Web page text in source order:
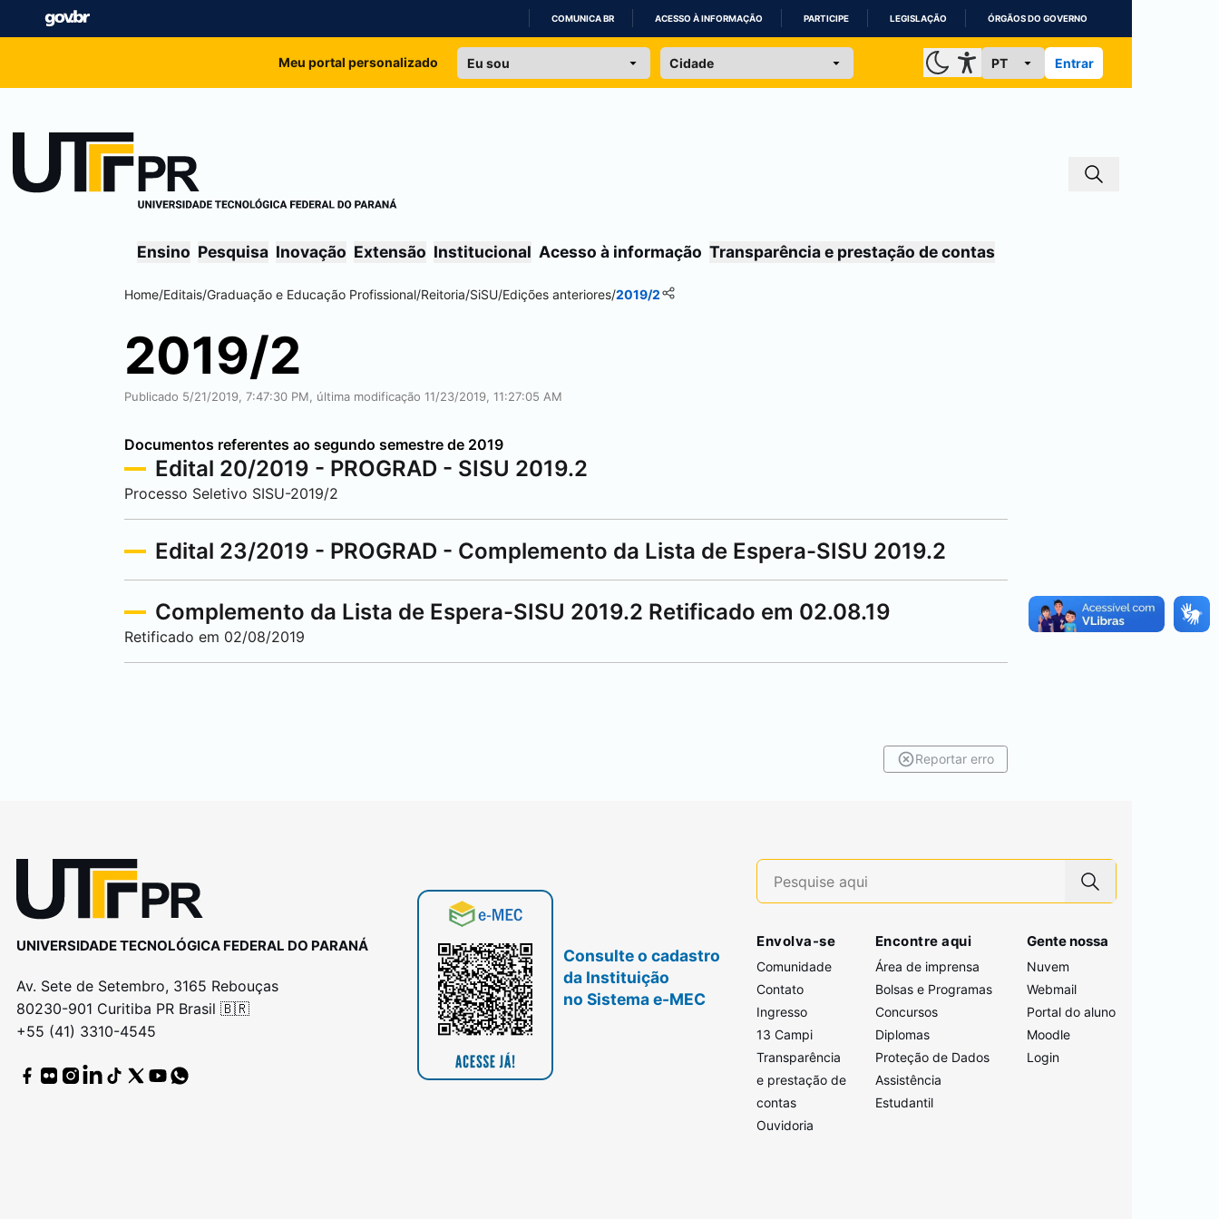
IR
COMUNICA BR ACESSO À INFORMAÇÃO PARTICIPE LEGISLAÇÃO ÓRGÃOS DO GOVERNO
Meu portal personalizado Entrar
Ensino Pesquisa Inovação Extensão Institucional Acesso à informação Transparência e prestação de contas
Home/Editais/Graduação e Educação Profissional/Reitoria/SiSU/Edições anteriores/2019/2
2019/2
Publicado 5/21/2019, 7:47:30 PM, última modificação 11/23/2019, 11:27:05 AM
Documentos referentes ao segundo semestre de 2019
Edital 20/2019 - PROGRAD - SISU 2019.2
Processo Seletivo SISU-2019/2
Edital 23/2019 - PROGRAD - Complemento da Lista de Espera-SISU 2019.2
Complemento da Lista de Espera-SISU 2019.2 Retificado em 02.08.19
Retificado em 02/08/2019
Reportar erro
UNIVERSIDADE TECNOLÓGICA FEDERAL DO PARANÁ
Av. Sete de Setembro, 3165 Rebouças
80230-901 Curitiba PR Brasil 🇧🇷
+55 (41) 3310-4545
Consulte o cadastro
da Instituição
no Sistema e-MEC
Envolva-se
Comunidade
Contato
Ingresso
13 Campi
Transparência
e prestação de
contas
Ouvidoria
Encontre aqui
Área de imprensa
Bolsas e Programas
Concursos
Diplomas
Proteção de Dados
Assistência
Estudantil
Gente nossa
Nuvem
Webmail
Portal do aluno
Moodle
Login